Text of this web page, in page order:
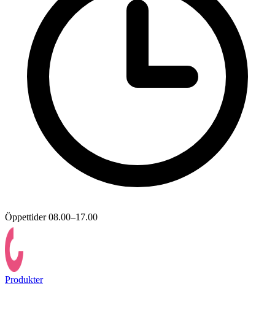
Öppettider 08.00–17.00
Produkter